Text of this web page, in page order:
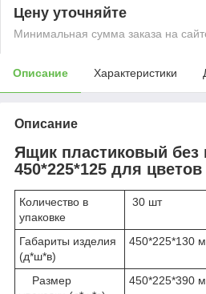
Цену уточняйте
Минимальная сумма заказа на
Описание Характеристики
Описание
Ящик пластиковый без
450*225*125 для
Количество в
упаковке
30 шт
Габариты изделия
(д*ш*в)
450*225*130
Размер
450*225*390